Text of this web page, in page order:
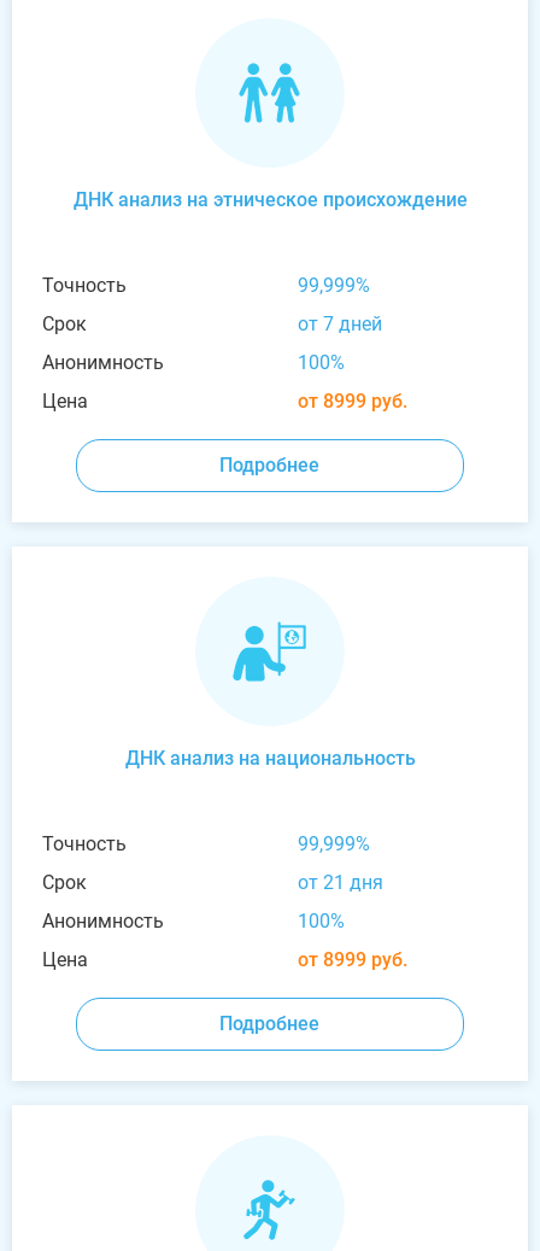
ДНК анализ на этническое происхождение
Точность
99,999%
Срок
от 7 дней
Анонимность
100%
Цена
от 8999 руб.
Подробнее
ДНК анализ на национальность
Точность
99,999%
Срок
от 21 дня
Анонимность
100%
Цена
от 8999 руб.
Подробнее